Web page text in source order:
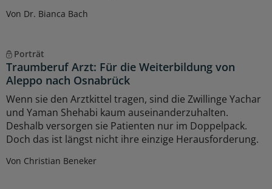
Von Dr. Bianca Bach
Porträt
Traumberuf Arzt: Für die Weiterbildung von
Aleppo nach Osnabrück
Wenn sie den Arztkittel tragen, sind die Zwillinge Yachar
und Yaman Shehabi kaum auseinanderzuhalten.
Deshalb versorgen sie Patienten nur im Doppelpack.
Doch das ist längst nicht ihre einzige Herausforderung.
Von Christian Beneker